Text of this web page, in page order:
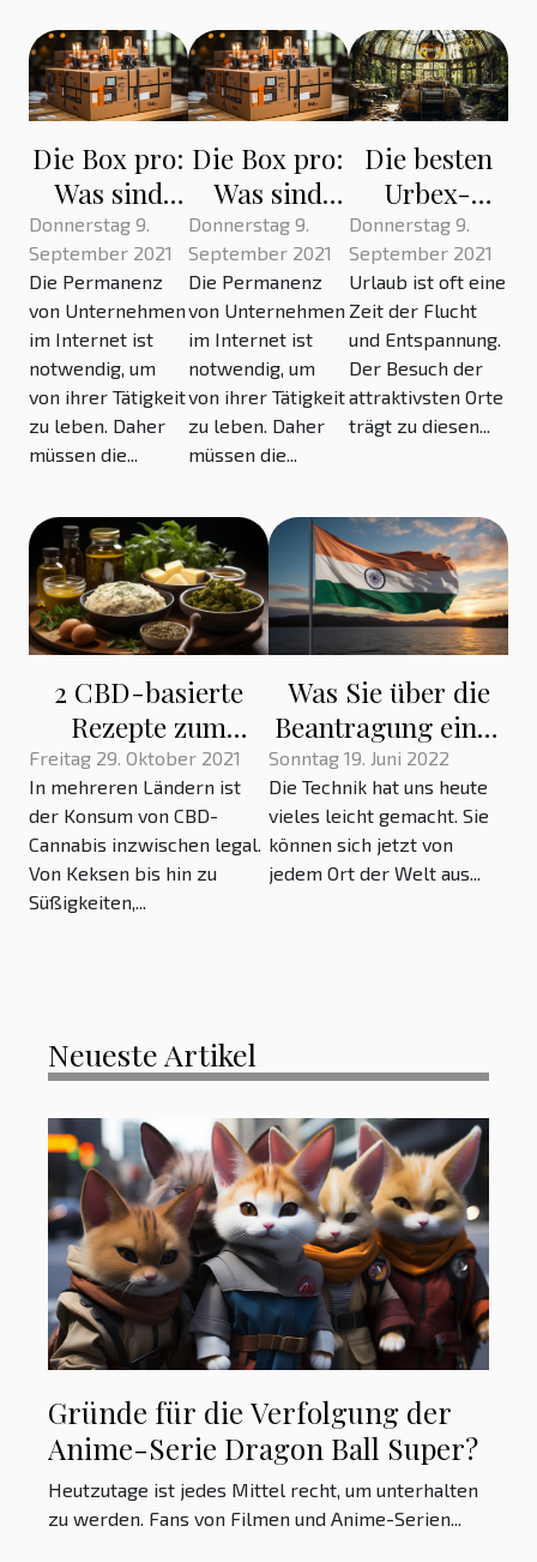
Die Box pro:
Was sind
ihre
Vorteile?
Donnerstag 9.
September 2021
Die Permanenz
von Unternehmen
im Internet ist
notwendig, um
von ihrer Tätigkeit
zu leben. Daher
müssen die...
Die Box pro:
Was sind
ihre
Vorteile?
Donnerstag 9.
September 2021
Die Permanenz
von Unternehmen
im Internet ist
notwendig, um
von ihrer Tätigkeit
zu leben. Daher
müssen die...
Die besten
Urbex-
Stätten der
Welt, die Sie
besuchen
sollten
Donnerstag 9.
September 2021
Urlaub ist oft eine
Zeit der Flucht
und Entspannung.
Der Besuch der
attraktivsten Orte
trägt zu diesen...
2 CBD-basierte
Rezepte zum
Nachmachen für zu
Hause
Freitag 29. Oktober 2021
In mehreren Ländern ist
der Konsum von CBD-
Cannabis inzwischen legal.
Von Keksen bis hin zu
Süßigkeiten,...
Was Sie über die
Beantragung eines
E-Visums für
Indien wissen
sollten
Sonntag 19. Juni 2022
Die Technik hat uns heute
vieles leicht gemacht. Sie
können sich jetzt von
jedem Ort der Welt aus...
Neueste Artikel
Gründe für die Verfolgung der
Anime-Serie Dragon Ball Super?
Heutzutage ist jedes Mittel recht, um unterhalten
zu werden. Fans von Filmen und Anime-Serien...